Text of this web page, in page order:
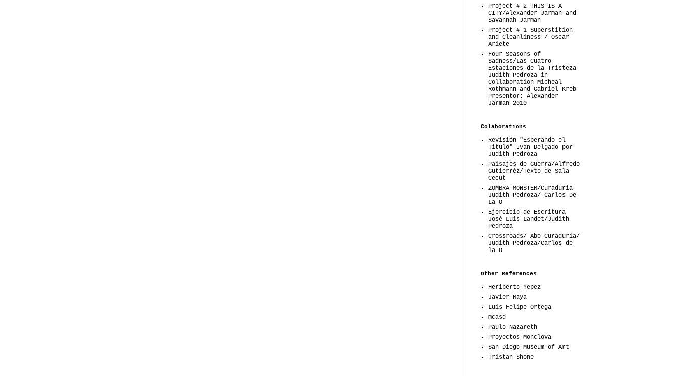
Project # 2 THIS IS A
CITY/Alexander Jarman and
Savannah Jarman
Project # 1 Superstition
and Cleanliness / Oscar
Ariete
Four Seasons of
Sadness/Las Cuatro
Estaciones de la Tristeza
Judith Pedroza in
Collaboration Micheal
Rothmann and Gabriel Kreb
Presentor: Alexander
Jarman 2010
Colaborations
Revisión "Esperando el
Título" Ivan Delgado por
Judith Pedroza
Paisajes de Guerra/Alfredo
Gutierréz/Texto de Sala
Cecut
ZOMBRA MONSTER/Curaduría
Judith Pedroza/ Carlos De
La O
Ejercicio de Escritura
José Luis Landet/Judith
Pedroza
Crossroads/ Abo Curaduría/
Judith Pedroza/Carlos de
la O
Other References
Heriberto Yepez
Javier Raya
Luis Felipe Ortega
mcasd
Paulo Nazareth
Proyectos Monclova
San Diego Museum of Art
Tristan Shone